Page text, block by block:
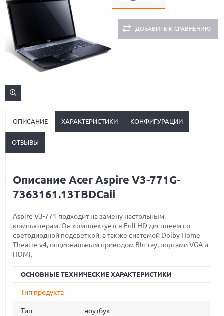
ДОБАВИТЬ К СРАВНЕНИЮ
ОПИСАНИЕ ХАРАКТЕРИСТИКИ КОНФИГУРАЦИИ
ОТЗЫВЫ
Описание Acer Aspire V3-771G-
7363161.13TBDCaii
Aspire V3-771 подходит на замену настольным
компьютерам. Он комплектуется Full HD дисплеем со
светодиодной подсветкой, а также системой Dolby Home
Theatre v4, опциональным приводом Blu-ray, портами VGA и
HDMI.
ОСНОВНЫЕ ТЕХНИЧЕСКИЕ ХАРАКТЕРИСТИКИ
Тип продукта
Тип ноутбук